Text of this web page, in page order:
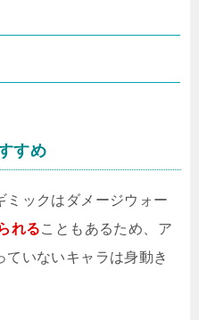
すめ
ミックはダメージウォー
れることもあるため、ア
ていないキャラは身動き